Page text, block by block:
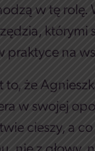
w tę rolę.
którymi
praktyce na
to, że
w swojej
cieszy, a